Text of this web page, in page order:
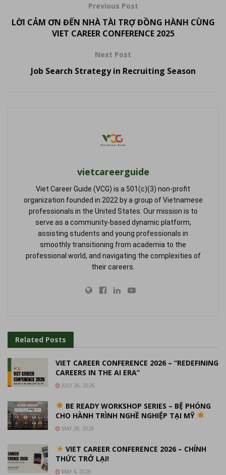
Previous Post
LỜI CẢM ƠN ĐẾN NHÀ TÀI TRỢ ĐỒNG HÀNH CÙNG
VIET CAREER CONFERENCE 2025
Next Post
Job Search Strategy in Recruiting Season
vietcareerguide
Viet Career Guide (VCG) is a 501(c)(3) non-profit
organization founded in 2022 by a group of Vietnamese
professionals in the United States. Our mission is to
serve as a community-based dynamic platform,
assisting students and young professionals in
smoothly transitioning from academia to the
professional world, and navigating the complexities of
their careers.
Related Posts
VIET CAREER CONFERENCE 2026 – “REDEFINING
CAREERS IN THE AI ERA”
JULY 26, 2026
BE READY WORKSHOP SERIES – BỆ PHÓNG
CHO HÀNH TRÌNH NGHỀ NGHIỆP TẠI MỸ
MAY 28, 2026
VIET CAREER CONFERENCE 2026 – CHÍNH
THỨC TRỞ LẠI!
MAY 4, 2026